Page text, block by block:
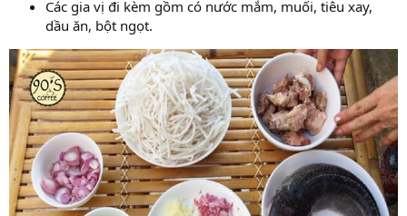
Các gia vị đi kèm gồm có nước mắm, muối, tiêu xay,
dầu ăn, bột ngọt.